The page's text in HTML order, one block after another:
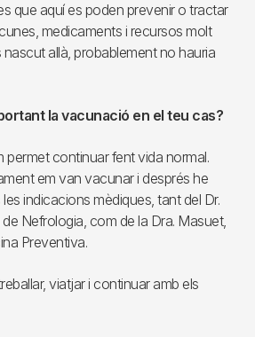
que aquí es poden prevenir o tractar
medicaments i recursos molt
allà, probablement no hauria
la vacunació en el teu cas?
permet continuar fent vida normal.
em van vacunar i després he
indicacions mèdiques, tant del Dr.
Nefrologia, com de la Dra. Masuet,
Preventiva.
viatjar i continuar amb els